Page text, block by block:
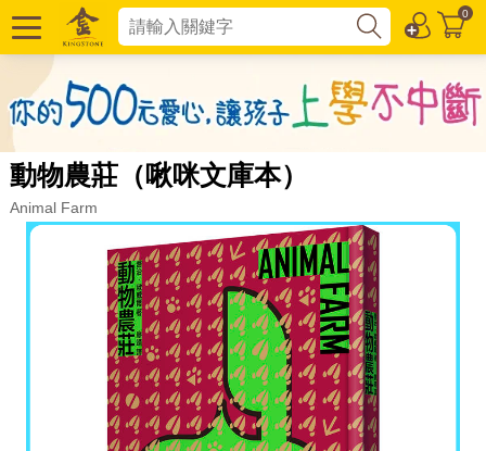
0
動物農莊（啾咪文庫本）
Animal Farm